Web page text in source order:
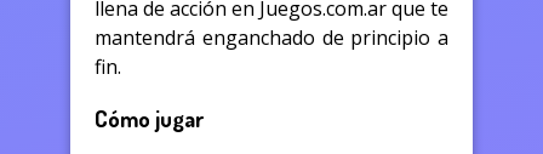
llena de acción en Juegos.com.ar que te
mantendrá enganchado de principio a
fin.
Cómo jugar